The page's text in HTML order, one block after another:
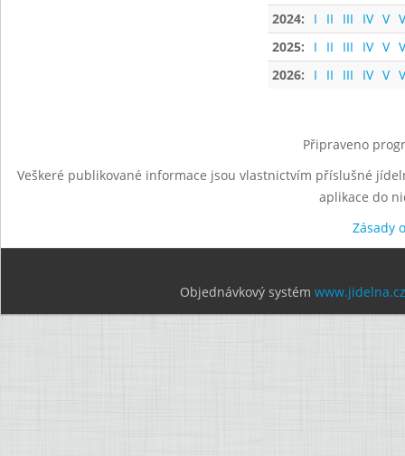
2024:
I II III IV V
2025:
I II III IV V
2026:
I II III IV V
Připraveno
Veškeré publikované informace jsou vlastnictvím příslušné
aplikace do
Zásady
Objednávkový systém www.jidelna.cz